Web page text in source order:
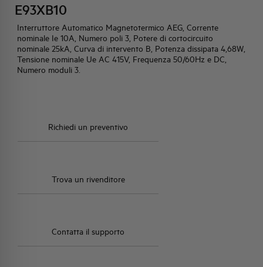
E93XB10
Interruttore Automatico Magnetotermico AEG, Corrente
nominale Ie 10A, Numero poli 3, Potere di cortocircuito
nominale 25kA, Curva di intervento B, Potenza dissipata 4,68W,
Tensione nominale Ue AC 415V, Frequenza 50/60Hz e DC,
Numero moduli 3.
Richiedi un preventivo
Trova un rivenditore
Contatta il supporto